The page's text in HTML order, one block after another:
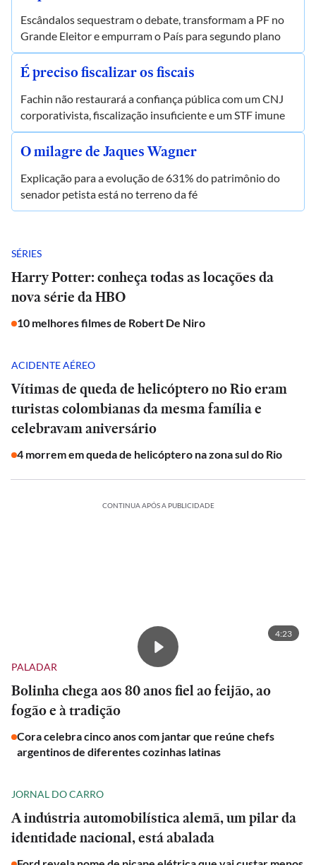
Escândalos sequestram o debate, transformam a PF no
Grande Eleitor e empurram o País para segundo plano
É preciso fiscalizar os fiscais
Fachin não restaurará a confiança pública com um CNJ
corporativista, fiscalização insuficiente e um STF imune
O milagre de Jaques Wagner
Explicação para a evolução de 631% do patrimônio do
senador petista está no terreno da fé
SÉRIES
Harry Potter: conheça todas as locações da
nova série da HBO
10 melhores filmes de Robert De Niro
ACIDENTE AÉREO
Vítimas de queda de helicóptero no Rio eram
turistas colombianas da mesma família e
celebravam aniversário
4 morrem em queda de helicóptero na zona sul do Rio
CONTINUA APÓS A PUBLICIDADE
4:23
PALADAR
Bolinha chega aos 80 anos fiel ao feijão, ao
fogão e à tradição
Cora celebra cinco anos com jantar que reúne chefs
argentinos de diferentes cozinhas latinas
JORNAL DO CARRO
A indústria automobilística alemã, um pilar da
identidade nacional, está abalada